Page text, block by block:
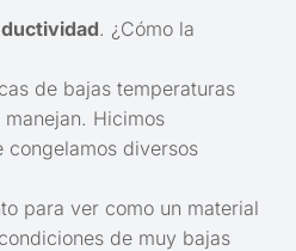
. ¿Cómo la
de bajas temperaturas
Hicimos
congelamos diversos
para ver como un material
de muy bajas